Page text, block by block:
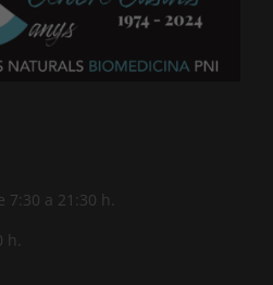
a 21:30 h.
h.